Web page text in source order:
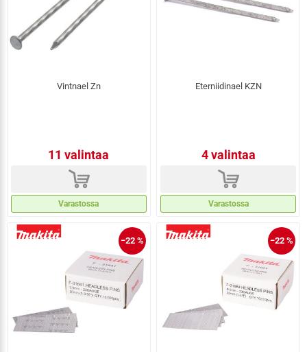
Vintnael Zn
11 valintaa
d
Varastossa
Eterniidinael KZN
4 valintaa
d
Varastossa
−22 % −22 %